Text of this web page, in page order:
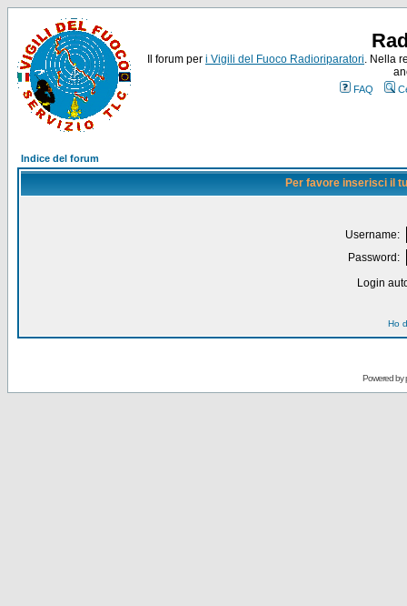
Il forum per i Vigili del Fuoco Radioriparatori. Nella
FAQ
Indice del forum
Per favore inserisci il
Username:
Password:
Login
Ho
Powered by